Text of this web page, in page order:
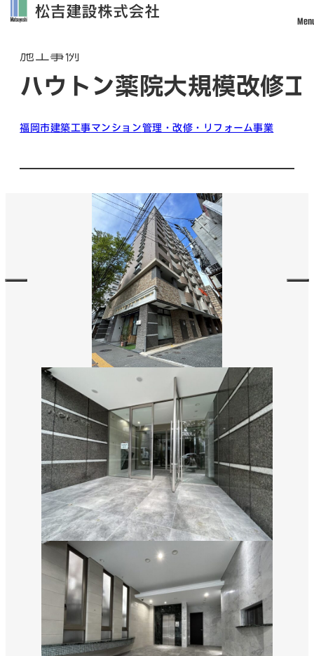
トップ
松吉建設について
戸建住宅事業
管理・改修・リフォーム事業
社員インタビュー
数字から見える松吉建設
募集要項・応募フォーム
インフォメーション
お問い合わせ
サイトマップ
個人情報のお取り扱いについて
お電話でのお問い合わせ
TEL.092-323-3960
受付／8:30〜17:00 (土・日・祝休み)
SNS
施工事例
ハウトン薬院大規模改修
福岡市建築工事マンション管理・改修・リフォーム事業